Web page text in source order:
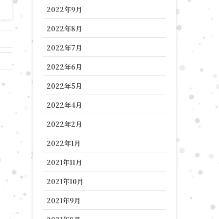
2022年9月
2022年8月
2022年7月
2022年6月
2022年5月
2022年4月
2022年2月
2022年1月
2021年11月
2021年10月
2021年9月